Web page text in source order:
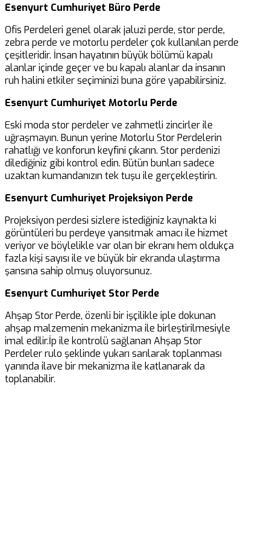
Esenyurt Cumhuriyet Büro Perde
Ofis Perdeleri genel olarak jaluzi perde, stor perde,
zebra perde ve motorlu perdeler çok kullanılan perde
çeşitleridir. İnsan hayatının büyük bölümü kapalı
alanlar içinde geçer ve bu kapalı alanlar da insanın
ruh halini etkiler seçiminizi buna göre yapabilirsiniz.
Esenyurt Cumhuriyet Motorlu Perde
Eski moda stor perdeler ve zahmetli zincirler ile
uğraşmayın. Bunun yerine Motorlu Stor Perdelerin
rahatlığı ve konforun keyfini çıkarın. Stor perdenizi
dilediğiniz gibi kontrol edin. Bütün bunları sadece
uzaktan kumandanızın tek tuşu ile gerçekleştirin.
Esenyurt Cumhuriyet Projeksiyon Perde
Projeksiyon perdesi sizlere istediğiniz kaynakta ki
görüntüleri bu perdeye yansıtmak amacı ile hizmet
veriyor ve böylelikle var olan bir ekranı hem oldukça
fazla kişi sayısı ile ve büyük bir ekranda ulaştırma
şansına sahip olmuş oluyorsunuz.
Esenyurt Cumhuriyet Stor Perde
Ahşap Stor Perde, özenli bir işçilikle iple dokunan
ahşap malzemenin mekanizma ile birleştirilmesiyle
imal edilir.İp ile kontrolü sağlanan Ahşap Stor
Perdeler rulo şeklinde yukarı sarılarak toplanması
yanında ilave bir mekanizma ile katlanarak da
toplanabilir.